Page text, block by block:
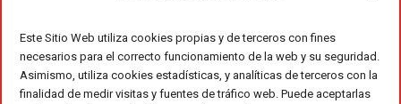
Este Sitio Web utiliza cookies propias y de terceros con fines
necesarios para el correcto funcionamiento de la web y su seguridad.
Asimismo, utiliza cookies estadísticas, y analíticas de terceros con la
finalidad de medir visitas y fuentes de tráfico web. Puede aceptarlas